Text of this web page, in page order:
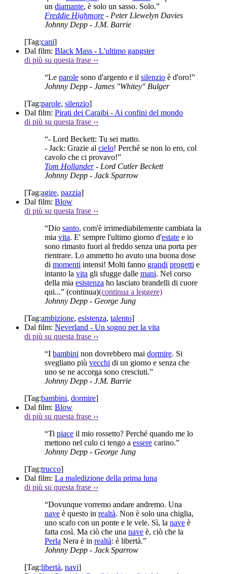
un diamante, è solo un sasso. Solo.”
Freddie Highmore - Peter Llewelyn Davies
Johnny Depp - J.M. Barrie
[Tag:cani]
Dal film: Black Mass - L'ultimo gangster
di più su questa frase ››
“Le parole sono d'argento e il silenzio è d'oro!”
Johnny Depp - James "Whitey" Bulger
[Tag:parole, silenzio]
Dal film: Pirati dei Caraibi - Ai confini del mondo
di più su questa frase ››
“- Lord Beckett: Tu sei matto.
- Jack: Grazie al cielo! Perché se non lo ero, col
cavolo che ci provavo!”
Tom Hollander- Lord Cutler Beckett
Johnny Depp - Jack Sparrow
[Tag:agire, pazzia]
Dal film: Blow
di più su questa frase ››
“Dio santo, com'è irrimediabilemente cambiata la
mia vita. E' sempre l'ultimo giorno d'estate e io
sono rimasto fuori al freddo senza una porta per
rientrare. Lo ammetto ho avuto una buona dose
di momenti intensi! Molti fanno grandi progetti e
intanto la vita gli sfugge dalle mani. Nel corso
della mia esistenza ho lasciato brandelli di cuore
qui...” (continua)(continua a leggere)
Johnny Depp - George Jung
[Tag:ambizione, esistenza, talento]
Dal film: Neverland - Un sogno per la vita
di più su questa frase ››
“I bambini non dovrebbero mai dormire. Si
svegliano più vecchi di un giorno e senza che
uno se ne accorga sono cresciuti.”
Johnny Depp - J.M. Barrie
[Tag:bambini, dormire]
Dal film: Blow
di più su questa frase ››
“Ti piace il mio rossetto? Perché quando me lo
mettono nel culo ci tengo a essere carino.”
Johnny Depp - George Jung
[Tag:trucco]
Dal film: La maledizione della prima luna
di più su questa frase ››
“Dovunque vorremo andare andremo. Una
nave è questo in realtà. Non è solo una chiglia,
uno scafo con un ponte e le vele. Sì, la nave è
fatta così. Ma ciò che una nave è, ciò che la
Perla Nera è in realtà: è libertà.”
Johnny Depp - Jack Sparrow
[Tag:libertà, navi]